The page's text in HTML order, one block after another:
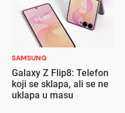
SAMSUNG
Galaxy Z Flip8: Telefon
koji se sklapa, ali se ne
uklapa u masu